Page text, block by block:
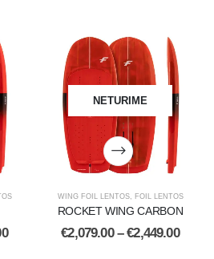
NETURIME
WING FOIL LENTOS, FOIL LENTOS
ROCKET WING CARBON
€2,079.00 – €2,449.00